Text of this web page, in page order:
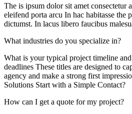
The is ipsum dolor sit amet consectetur
eleifend porta arcu In hac habitasse the
dictumst. In lacus libero faucibus
What industries do you specialize in?
What is your typical project timeline
deadlines These titles are designed to
agency and make a strong first
Solutions Start with a Simple Contact?
How can I get a quote for my project?